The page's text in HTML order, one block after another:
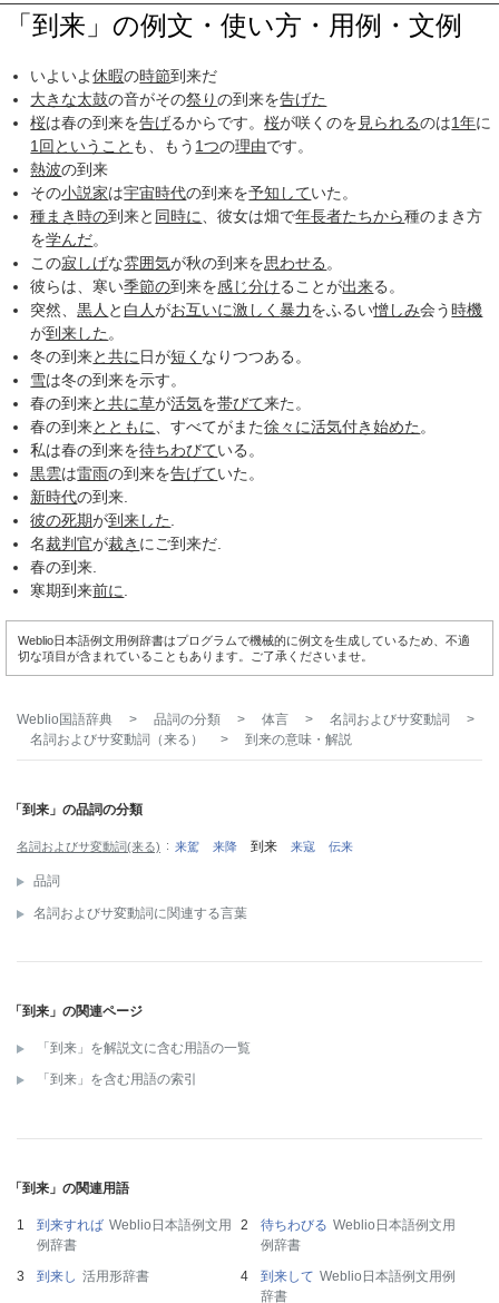
「到来」の例文・使い方・用例・文例
いよいよ休暇の時節到来だ
大きな太鼓の音がその祭りの到来を告げた
桜は春の到来を告げるからです。桜が咲くのを 見られるのは1年に
1回 ということ も、もう 1つの理由です。
熱波の到来
その小説家は宇宙時代の到来を予知していた。
種まき時の到来と 同時に 、彼女は畑で年長者たちから種のまき方
を学んだ。
この寂しげな雰囲気が秋の到来を思わせる 。
彼らは、寒い季節の到来を感じ分けることが出来る。
突然、黒人 と 白人がお互いに激しく暴力をふるい憎しみ会う時機
が到来した 。
冬の到来と共に 日が短く なりつつある。
雪は冬の到来を示す。
春の到来と共に草が活気を帯びて来た。
春の到来とともに 、すべてがまた徐々に活気付き始めた 。
私は春の到来を待ちわびている。
黒雲は雷雨の到来を告げていた。
新時代の到来.
彼の死期が到来した
名裁判官が裁き にご到来だ.
春の到来.
寒期到来前に
Weblio日本語例文用例辞書はプログラムで機械的に例文を生成しているため、不適
切な項目が含まれていることもあります。ご了承くださいませ。
Weblio国語辞典 > 品詞の分類 > 体言 > 名詞およびサ変動詞
>
名詞およびサ変動詞（来る）
> 到来の意味・解説
「到来」の品詞の分類
名詞およびサ変動詞(来る) 来駕 来降 到来 来寇 伝来
品詞
名詞およびサ変動詞に関連する言葉
「到来」の関連ページ
「到来」を解説文に含む用語の一覧
「到来」を含む用語の索引
「到来」の関連用語
到来すれば Weblio日本語例文用
例辞書
待ちわびる Weblio日本語例文用
例辞書
到来し 活用形辞書 到来して Weblio日本語例文用例
辞書